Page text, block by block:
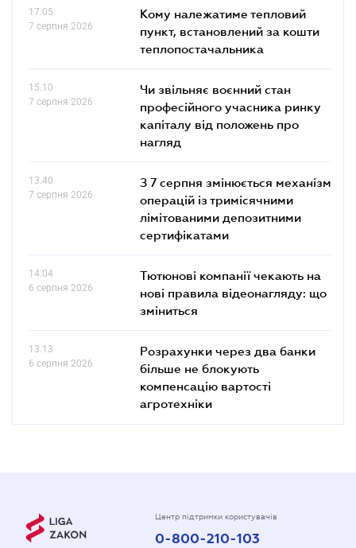
17.05
7 серпня 2026
Кому належатиме тепловий
пункт, встановлений за кошти
теплопостачальника
15.10
7 серпня 2026
Чи звільняє воєнний стан
професійного учасника ринку
капіталу від положень про
нагляд
13.40
7 серпня 2026
З 7 серпня змінюється механізм
операцій із тримісячними
лімітованими депозитними
сертифікатами
14.04
6 серпня 2026
Тютюнові компанії чекають на
нові правила відеонагляду: що
зміниться
13.13
6 серпня 2026
Розрахунки через два банки
більше не блокують
компенсацію вартості
агротехніки
Центр підтримки користувачів
0-800-210-103